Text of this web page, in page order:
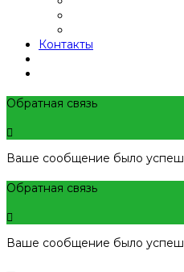
Контакты
Обратная связь
Ваше сообщение было
Обратная связь
Ваше сообщение было